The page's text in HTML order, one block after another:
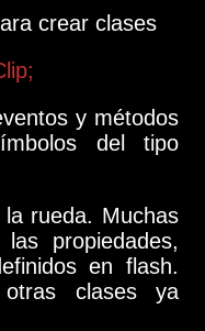
crear clases
y métodos
del tipo
rueda. Muchas
propiedades,
en flash.
clases ya